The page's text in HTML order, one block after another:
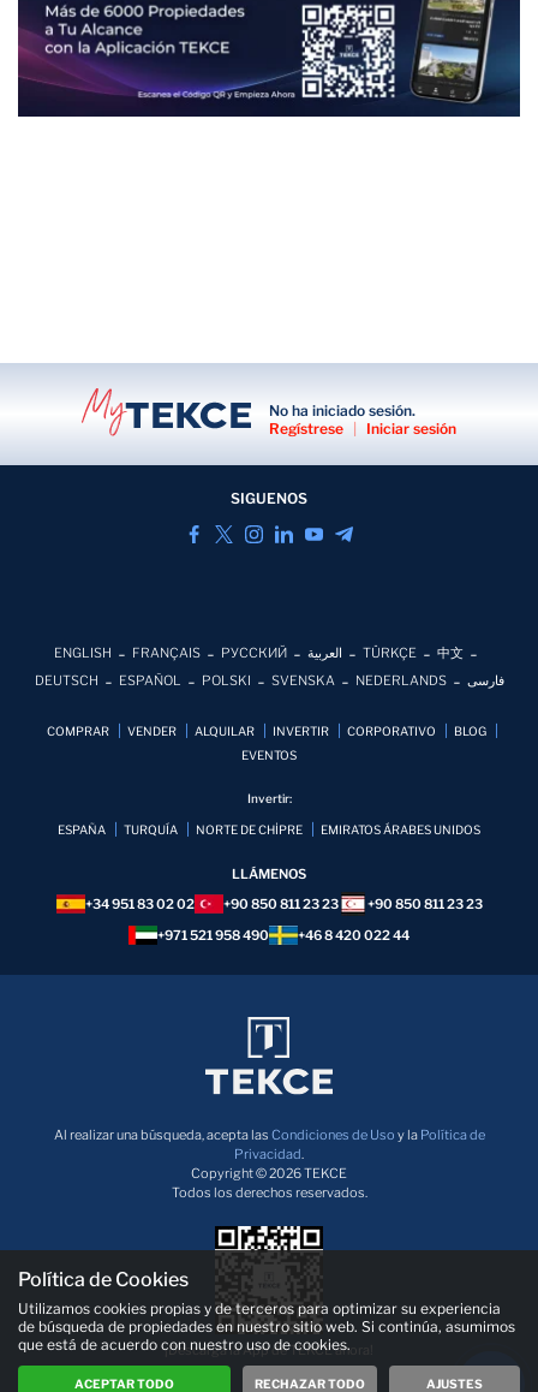
No ha iniciado sesión.
Regístrese | Iniciar sesión
SIGUENOS
ENGLISH FRANÇAIS РУССКИЙ العربية TÜRKÇE
中文
DEUTSCH
ESPAÑOL POLSKI SVENSKA NEDERLANDS فارسی
COMPRAR VENDER ALQUILAR INVERTIR CORPORATIVO
BLOG
EVENTOS
Invertir:
ESPAÑA TURQUÍA NORTE DE CHİPRE EMIRATOS ÁRABES UNIDOS
LLÁMENOS
+34 951 83 02 02
+90 850 811 23 23
+90 850 811 23 23
+971 521 958 490
+46 8 420 022 44
Al realizar una búsqueda, acepta las Condiciones de Uso y la Política de
Privacidad.
Copyright © 2026 TEKCE
Todos los derechos reservados.
¡Descarga la App de TEKCE ahora!
Política de Cookies
Utilizamos cookies propias y de terceros para optimizar su experiencia
de búsqueda de propiedades en nuestro sitio web. Si continúa, asumimos
que está de acuerdo con nuestro uso de cookies.
ACEPTAR TODO RECHAZAR TODO AJUSTES